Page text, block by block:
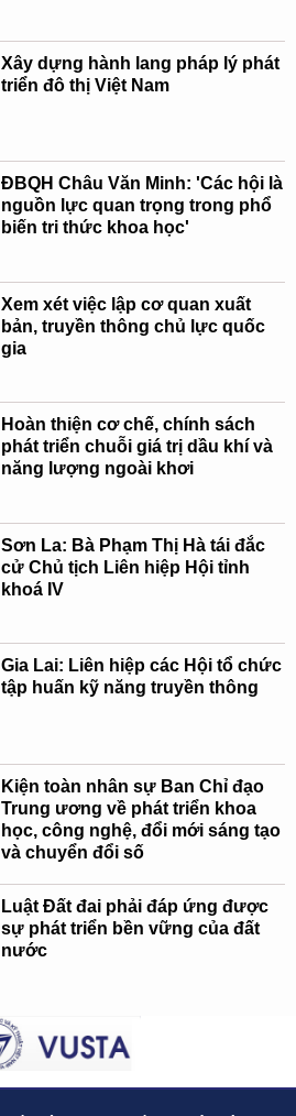
Xây dựng hành lang pháp lý phát
triển đô thị Việt Nam
ĐBQH Châu Văn Minh: 'Các hội là
nguồn lực quan trọng trong phổ
biến tri thức khoa học'
Xem xét việc lập cơ quan xuất
bản, truyền thông chủ lực quốc
gia
Hoàn thiện cơ chế, chính sách
phát triển chuỗi giá trị dầu khí và
năng lượng ngoài khơi
Sơn La: Bà Phạm Thị Hà tái đắc
cử Chủ tịch Liên hiệp Hội tỉnh
khoá IV
Gia Lai: Liên hiệp các Hội tổ chức
tập huấn kỹ năng truyền thông
Kiện toàn nhân sự Ban Chỉ đạo
Trung ương về phát triển khoa
học, công nghệ, đổi mới sáng tạo
và chuyển đổi số
Luật Đất đai phải đáp ứng được
sự phát triển bền vững của đất
nước